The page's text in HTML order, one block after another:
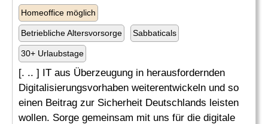
Homeoffice möglich
Betriebliche Altersvorsorge Sabbaticals
30+ Urlaubstage
[. .. ] IT aus Überzeugung in herausfordernden
Digitalisierungsvorhaben weiterentwickeln und so
einen Beitrag zur Sicherheit Deutschlands leisten
wollen. Sorge gemeinsam mit uns für die digitale